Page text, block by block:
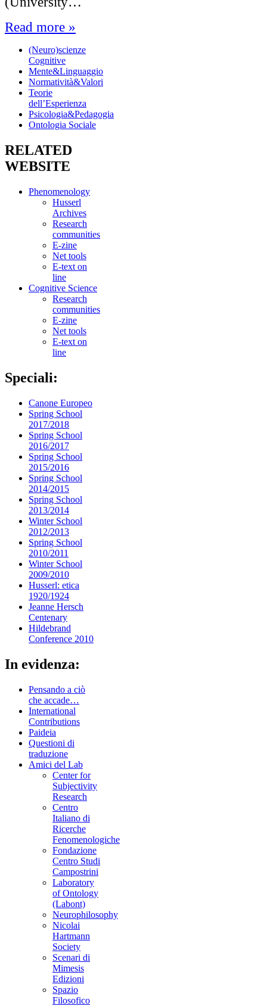
Read more »
(Neuro)scienze
Cognitive
Mente&Linguaggio
Normatività&Valori
Teorie
dell’Esperienza
Psicologia&Pedagogia
Ontologia Sociale
RELATED
WEBSITE
Phenomenology
Husserl
Archives
Research
communities
E-zine
Net tools
E-text on
line
Cognitive Science
Research
communities
E-zine
Net tools
E-text on
line
Speciali:
Canone Europeo
Spring School
2017/2018
Spring School
2016/2017
Spring School
2015/2016
Spring School
2014/2015
Spring School
2013/2014
Winter School
2012/2013
Spring School
2010/2011
Winter School
2009/2010
Husserl: etica
1920/1924
Jeanne Hersch
Centenary
Hildebrand
Conference 2010
In evidenza:
Pensando a ciò
che accade…
International
Contributions
Paideia
Questioni di
traduzione
Amici del Lab
Center for
Subjectivity
Research
Centro
Italiano di
Ricerche
Fenomenologiche
Fondazione
Centro Studi
Campostrini
Laboratory
of Ontology
(Labont)
Neurophilosophy
Nicolai
Hartmann
Society
Scenari di
Mimesis
Edizioni
Spazio
Filosofico